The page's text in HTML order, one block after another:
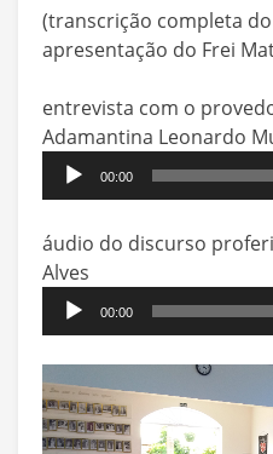
(transcrição completa
apresentação do Frei
entrevista com o
Adamantina Leonardo
Tocador
de
00:00
áudio do discurso
Alves
Tocador
de
áudio
00:00